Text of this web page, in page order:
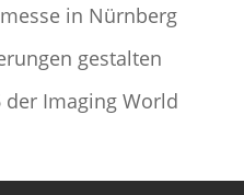
in Nürnberg
gestalten
der Imaging World